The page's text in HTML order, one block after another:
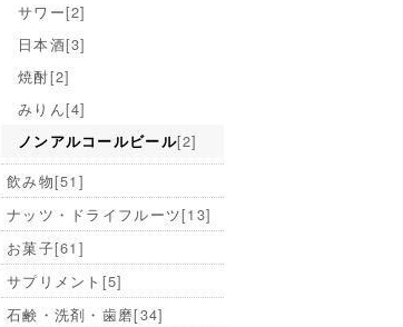
サワー[2]
日本酒[3]
焼酎[2]
みりん[4]
ノンアルコールビール[2]
飲み物[51]
ナッツ・ドライフルーツ[13]
お菓子[61]
サプリメント [5]
石鹸・洗剤・歯磨[34]